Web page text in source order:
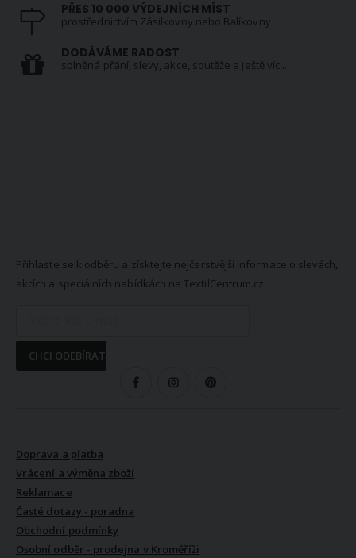
PŘES 10 000 VÝDEJNÍCH MÍST
prostřednictvím Zásilkovny nebo Balíkovny
DODÁVÁME RADOST
splněná přání, slevy, akce, soutěže a ještě víc...
Přihlaste se k odběru a získtejte nejčerstvější informace o slevách,
akcích a speciálních nabídkách na TextilCentrum.cz.
CHCI ODEBÍRAT
Doprava a platba
Vrácení a výměna zboží
Reklamace
Časté dotazy - poradna
Obchodní podmínky
Osobní odběr - prodejna v Kroměříži